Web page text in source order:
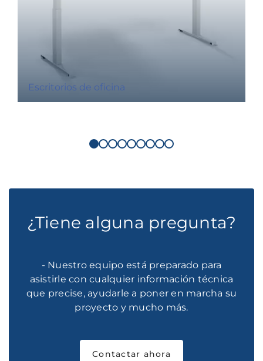
Escritorios de oficina
¿Tiene alguna pregunta?
- Nuestro equipo está preparado para
asistirle con cualquier información técnica
que precise, ayudarle a poner en marcha su
proyecto y mucho más.
Contactar ahora